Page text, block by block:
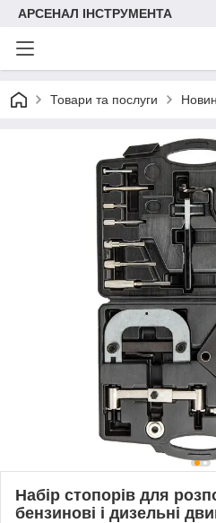
АРСЕНАЛ ІНСТРУМЕНТА
Товари та послуги
Набір стопорів для
бензинові і дизельні